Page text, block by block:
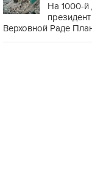
На 1000-й
Верховной Раде